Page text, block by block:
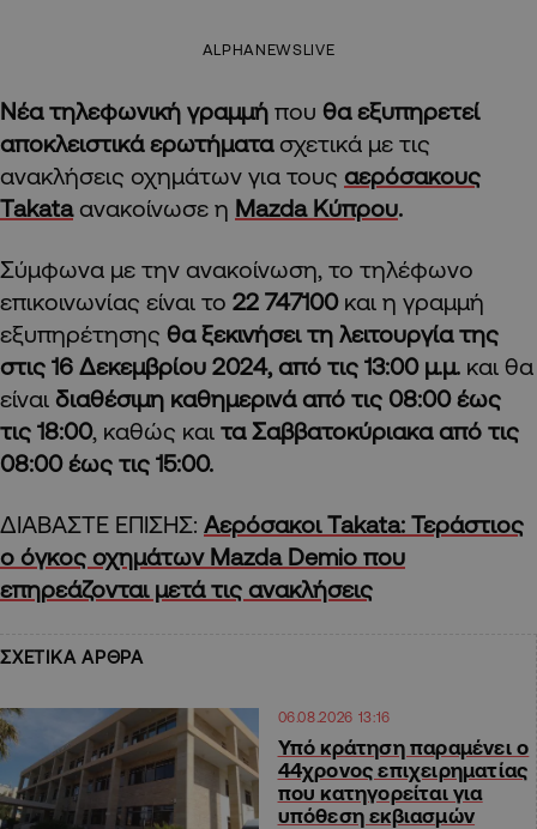
ALPHANEWSLIVE
Νέα τηλεφωνική γραμμή που θα εξυπηρετεί
αποκλειστικά ερωτήματασχετικά με τις
ανακλήσεις οχημάτων για τους αερόσακους
Takataανακοίνωσε η Mazda Κύπρου.
Σύμφωνα με την ανακοίνωση, το τηλέφωνο
επικοινωνίας είναι το 22 747100 και η γραμμή
εξυπηρέτησης θα ξεκινήσει τη λειτουργία της
στις 16 Δεκεμβρίου 2024, από τις 13:00 μ.μ. και θα
είναι διαθέσιμη καθημερινά από τις 08:00 έως
τις 18:00, καθώς και τα Σαββατοκύριακα από τις
08:00 έως τις 15:00.
ΔΙΑΒΑΣΤΕ ΕΠΙΣΗΣ: Αερόσακοι Takata: Τεράστιος
ο όγκος οχημάτων Mazda Demio που
επηρεάζονται μετά τις ανακλήσεις
ΣΧΕΤΙΚΑ ΑΡΘΡΑ
06.08.2026 13:16
Υπό κράτηση παραμένει ο
44χρονος επιχειρηματίας
που κατηγορείται για
υπόθεση εκβιασμών